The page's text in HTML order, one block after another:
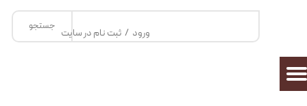
جستجو
ورود / ثبت نام در سایت
تغییر گذر واژه
سفارشات